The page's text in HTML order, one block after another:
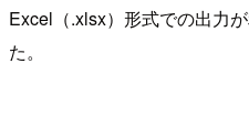
Excel（.xlsx）形式での出力
た。